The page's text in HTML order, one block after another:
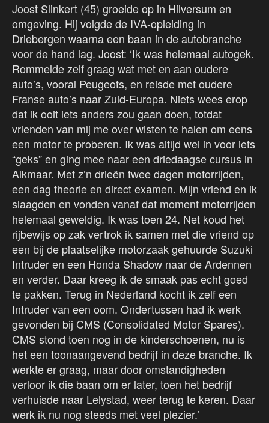
Joost Slinkert (45) groeide op in Hilversum en
omgeving. Hij volgde de IVA-opleiding in
Driebergen waarna een baan in de autobranche
voor de hand lag. Joost: ‘Ik was helemaal autogek.
Rommelde zelf graag wat met en aan oudere
auto’s, vooral Peugeots, en reisde met oudere
Franse auto’s naar Zuid-Europa. Niets wees erop
dat ik ooit iets anders zou gaan doen, totdat
vrienden van mij me over wisten te halen om eens
een motor te proberen. Ik was altijd wel in voor iets
“geks” en ging mee naar een driedaagse cursus in
Alkmaar. Met z’n drieën twee dagen motorrijden,
een dag theorie en direct examen. Mijn vriend en ik
slaagden en vonden vanaf dat moment motorrijden
helemaal geweldig. Ik was toen 24. Net koud het
rijbewijs op zak vertrok ik samen met die vriend op
een bij de plaatselijke motorzaak gehuurde Suzuki
Intruder en een Honda Shadow naar de Ardennen
en verder. Daar kreeg ik de smaak pas echt goed
te pakken. Terug in Nederland kocht ik zelf een
Intruder van een oom. Ondertussen had ik werk
gevonden bij CMS (Consolidated Motor Spares).
CMS stond toen nog in de kinderschoenen, nu is
het een toonaangevend bedrijf in deze branche. Ik
werkte er graag, maar door omstandigheden
verloor ik die baan om er later, toen het bedrijf
verhuisde naar Lelystad, weer terug te keren. Daar
werk ik nu nog steeds met veel plezier.’